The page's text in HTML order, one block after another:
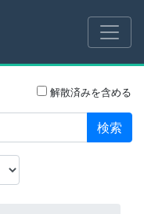
解散済みを含める
検索